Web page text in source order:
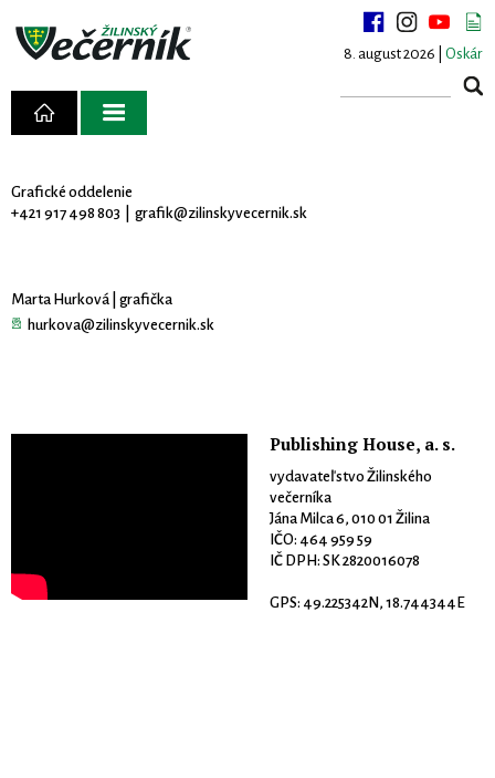
8. august 2026 | Oskár
Grafické oddelenie
+421 917 498 803 | grafik@zilinskyvecernik.sk
Marta Hurková | grafička
hurkova@zilinskyvecernik.sk
Publishing House, a. s.
vydavateľstvo Žilinského
večerníka
Jána Milca 6, 010 01 Žilina
IČO: 464 959 59
IČ DPH: SK 2820016078
GPS: 49.225342N, 18.744344E